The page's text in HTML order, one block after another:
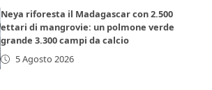
Neya riforesta il Madagascar con 2.500
ettari di mangrovie: un polmone verde
grande 3.300 campi da calcio
5 Agosto 2026